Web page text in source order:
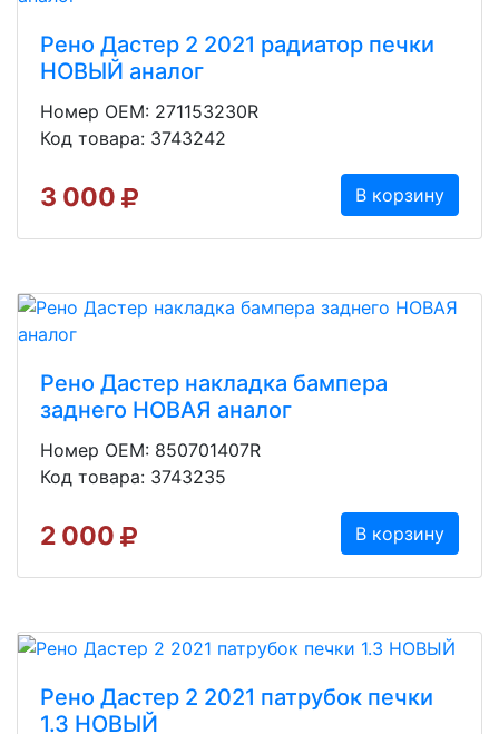
Рено Дастер 2 2021 радиатор печки
НОВЫЙ аналог
Номер OEM: 271153230R
Код товара: 3743242
3 000 В корзину
Рено Дастер накладка бампера
заднего НОВАЯ аналог
Номер OEM: 850701407R
Код товара: 3743235
2 000 В корзину
Рено Дастер 2 2021 патрубок печки
1.3 НОВЫЙ